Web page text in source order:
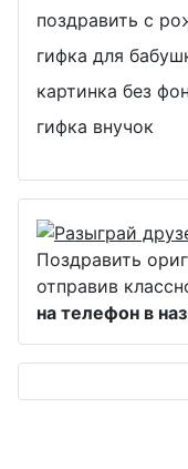
поздравить с
гифка для
картинка без
гифка внучок
Поздравить
отправив
на телефон в